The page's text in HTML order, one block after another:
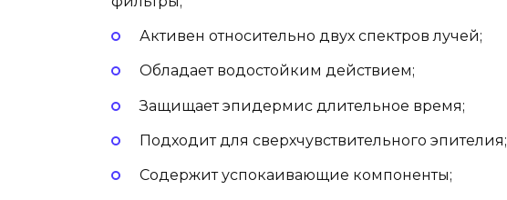
Активен относительно двух спектров лучей;
Обладает водостойким действием;
Защищает эпидермис длительное время;
Подходит для сверхчувствительного эпителия;
Содержит успокаивающие компоненты;